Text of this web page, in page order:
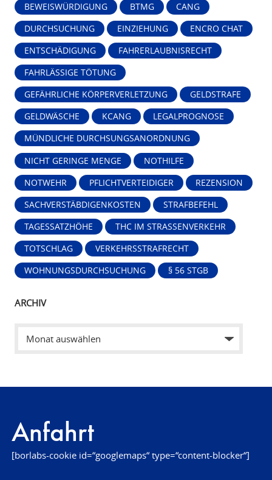
BEWEISWÜRDIGUNG BTMG CANG
DURCHSUCHUNG EINZIEHUNG ENCRO CHAT
ENTSCHÄDIGUNG FAHRERLAUBNISRECHT
FAHRLÄSSIGE TÖTUNG
GEFÄHRLICHE KÖRPERVERLETZUNG GELDSTRAFE
GELDWÄSCHE KCANG LEGALPROGNOSE
MÜNDLICHE DURCHSUNGSANORDNUNG
NICHT GERINGE MENGE NOTHILFE
NOTWEHR PFLICHTVERTEIDIGER REZENSION
SACHVERSTÄBDIGENKOSTEN STRAFBEFEHL
TAGESSATZHÖHE THC IM STRASSENVERKEHR
TOTSCHLAG VERKEHRSSTRAFRECHT
WOHNUNGSDURCHSUCHUNG § 56 STGB
ARCHIV
Anfahrt
[borlabs-cookie id=“googlemaps“ type=“content-blocker“]